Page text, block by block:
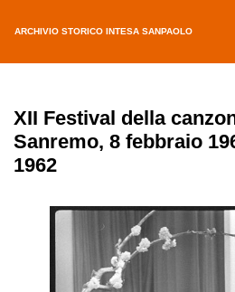
ARCHIVIO STORICO INTESA SANPAOLO
XII Festival della
Sanremo, 8 febbraio
1962